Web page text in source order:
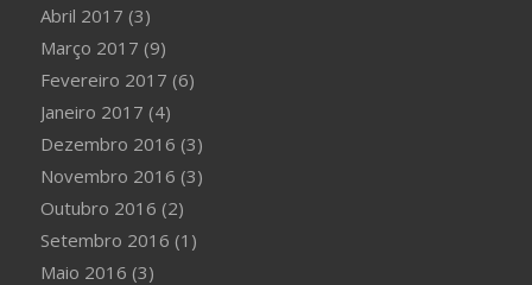
Abril 2017 (3)
Março 2017 (9)
Fevereiro 2017 (6)
Janeiro 2017 (4)
Dezembro 2016 (3)
Novembro 2016 (3)
Outubro 2016 (2)
Setembro 2016 (1)
Maio 2016 (3)